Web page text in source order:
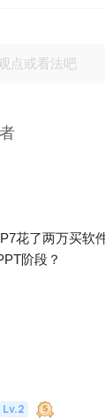
花了两万买软
阶段？
Lv.2